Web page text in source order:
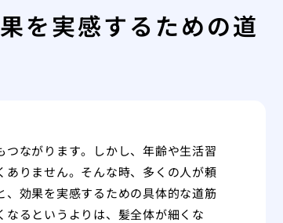
を実感するための道
ながります。しかし、年齢や生活習
りません。そんな時、多くの人が頼
効果を実感するための具体的な道筋
るというよりは、髪全体が細くな